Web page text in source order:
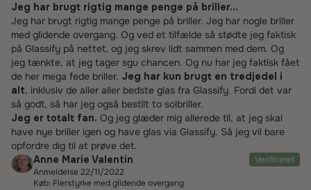
Jeg har brugt rigtig mange penge på briller...
Jeg har brugt rigtig mange penge på briller. Jeg har nogle briller
med glidende overgang. Og ved et tilfælde så stødte jeg faktisk
på Glassify på nettet, og jeg skrev lidt sammen med dem. Og
jeg tænkte, at jeg tager sgu chancen. Og nu har jeg faktisk fået
de her mega fede briller. Jeg har kun brugt en tredjedel i
alt, inklusiv de aller aller bedste glas fra Glassify. Fordi det var
så godt, så har jeg også bestilt to solbriller.
Jeg er totalt fan. Og jeg glæder mig allerede til, at jeg skal
have nye briller igen og have glas via Glassify. Så jeg vil bare
opfordre dig til at prøve det.
Anne Marie Valentin
Verificeret
Anmeldelse 22/11/2022
Køb: Flerstyrke med glidende overgang